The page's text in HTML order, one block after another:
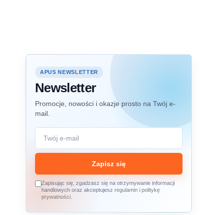
APUS NEWSLETTER
Newsletter
Promocje, nowości i okazje prosto na Twój e-
mail.
Zapisz się
Zapisując się, zgadzasz się na otrzymywanie informacji
handlowych oraz akceptujesz regulamin i politykę
prywatności